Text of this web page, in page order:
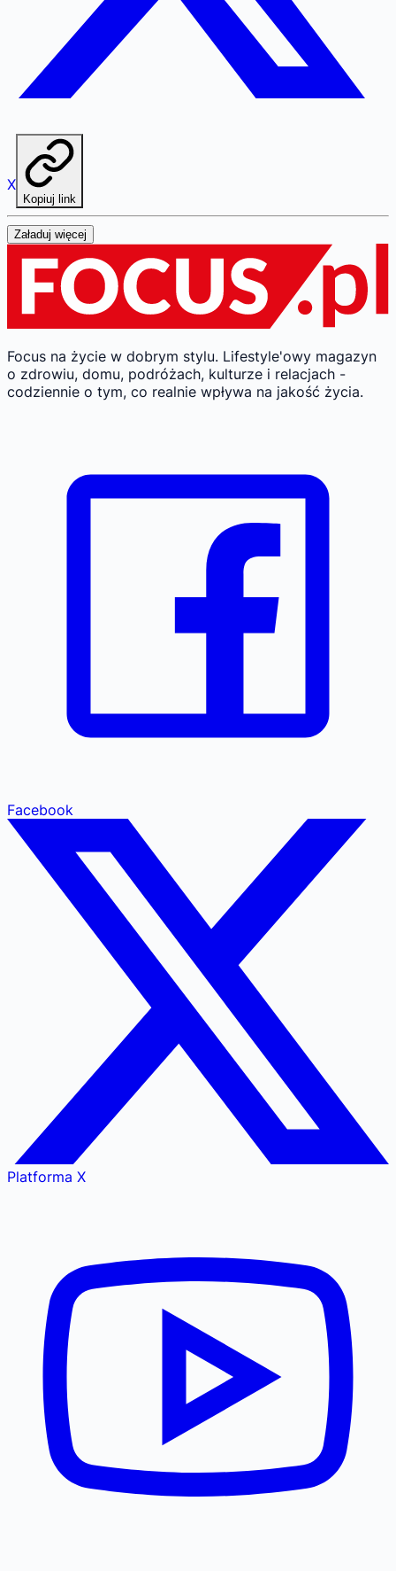
X
Kopiuj link
Załaduj więcej
Focus na życie w dobrym stylu. Lifestyle'owy magazyn
o zdrowiu, domu, podróżach, kulturze i relacjach -
codziennie o tym, co realnie wpływa na jakość życia.
Facebook
Platforma X